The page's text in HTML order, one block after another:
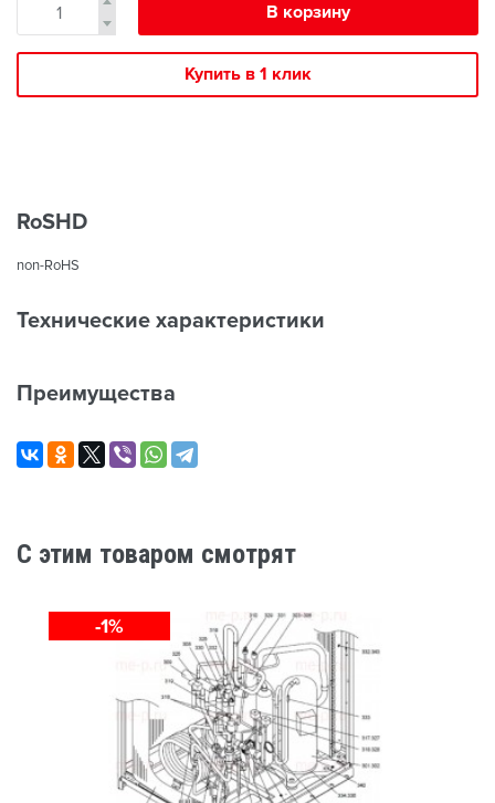
В корзину
Купить в 1 клик
RoSHD
non-RoHS
Технические характеристики
Преимущества
C этим товаром смотрят
-1%